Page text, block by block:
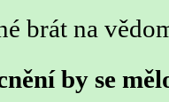
brát na
by se